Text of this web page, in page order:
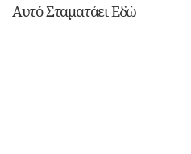
Αυτό Σταματάει Εδώ